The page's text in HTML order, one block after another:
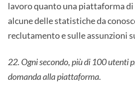
lavoro quanto una piattaforma di
alcune delle statistiche da
reclutamento e sulle assunzioni
22. Ogni secondo, più di 100 utenti
domanda alla piattaforma.